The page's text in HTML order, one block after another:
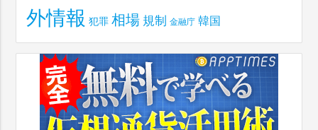
外情報 犯罪 相場 規制 金融庁 韓国